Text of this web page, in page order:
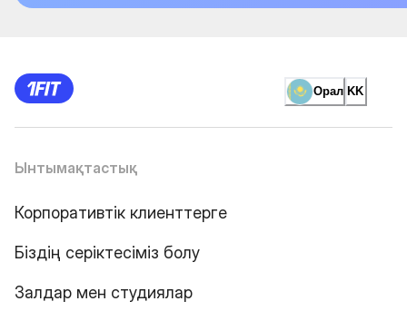
Орал KK
Ынтымақтастық
Корпоративтік клиенттерге
Біздің серіктесіміз болу
Залдар мен студиялар